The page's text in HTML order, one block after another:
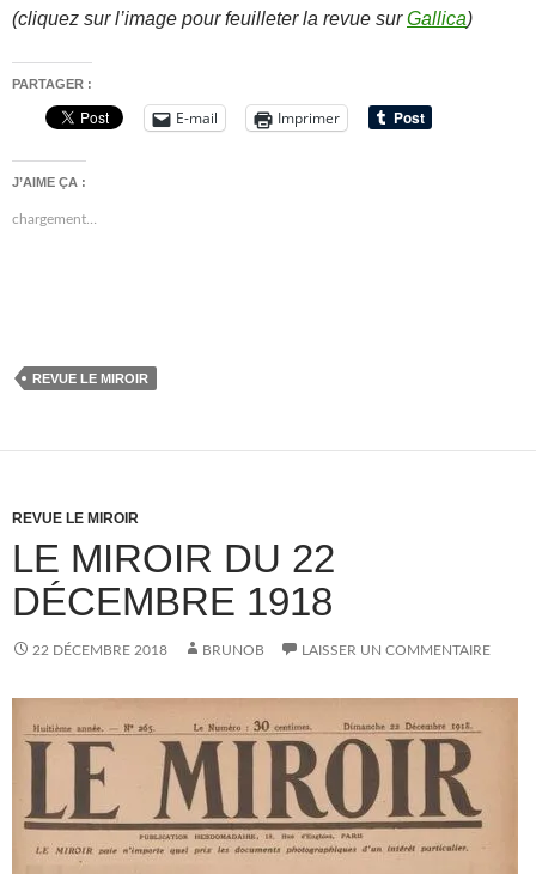
(cliquez sur l’image pour feuilleter la revue surGallica)
PARTAGER :
E-mail Imprimer
J’AIME ÇA :
chargement…
REVUE LE MIROIR
REVUE LE MIROIR
LE MIROIR DU 22
DÉCEMBRE 1918
22 DÉCEMBRE 2018 BRUNOB LAISSER UN COMMENTAIRE